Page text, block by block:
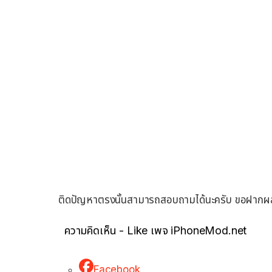
ติดปัญหาตรงนั้นสามารถสอบถามได้นะครับ ขอฝาก
ความคิดเห็น - Like เพจ iPhoneMod.net
Facebook